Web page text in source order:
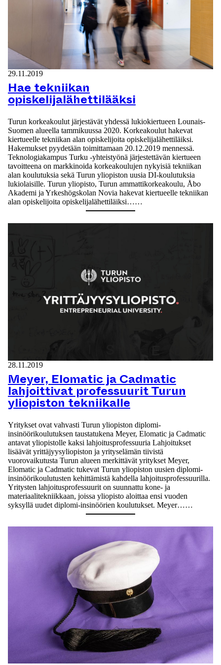
29.11.2019
Hae tekniikan
opiskelijalähettilääksi
Turun korkeakoulut järjestävät yhdessä lukiokiertueen Lounais-
Suomen alueella tammikuussa 2020. Korkeakoulut hakevat
kiertueelle tekniikan alan opiskelijoita opiskelijalähettiläiksi.
Hakemukset pyydetään toimittamaan 20.12.2019 mennessä.
Teknologiakampus Turku -yhteistyönä järjestettävän kiertueen
tavoitteena on markkinoida korkeakoulujen nykyisiä tekniikan
alan koulutuksia sekä Turun yliopiston uusia DI-koulutuksia
lukiolaisille. Turun yliopisto, Turun ammattikorkeakoulu, Åbo
Akademi ja Yrkeshögskolan Novia hakevat kiertueelle tekniikan
alan opiskelijoita opiskelijalähettiläiksi……
28.11.2019
Meyer, Elomatic ja Cadmatic
lahjoittivat professuurit Turun
yliopiston tekniikalle
Yritykset ovat vahvasti Turun yliopiston diplomi-
insinöörikoulutuksen taustatukena Meyer, Elomatic ja Cadmatic
antavat yliopistolle kaksi lahjoitusprofessuuria Lahjoitukset
lisäävät yrittäjyysyliopiston ja yrityselämän tiivistä
vuorovaikutusta Turun alueen merkittävät yritykset Meyer,
Elomatic ja Cadmatic tukevat Turun yliopiston uusien diplomi-
insinöörikoulutusten kehittämistä kahdella lahjoitusprofessuurilla.
Yritysten lahjoitusprofessuurit on suunnattu kone- ja
materiaalitekniikkaan, joissa yliopisto aloittaa ensi vuoden
syksyllä uudet diplomi-insinöörien koulutukset. Meyer……